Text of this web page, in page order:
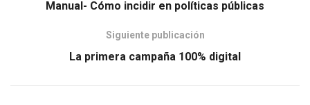
Manual- Cómo incidir en políticas públicas
Siguiente publicación
La primera campaña 100% digital